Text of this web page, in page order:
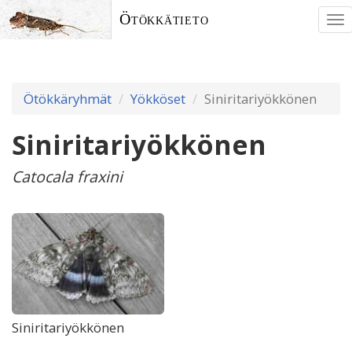
Ötökkätieto
Ötökkäryhmät Yökköset Siniritariyökkönen
Siniritariyökkönen
Catocala fraxini
Siniritariyökkönen